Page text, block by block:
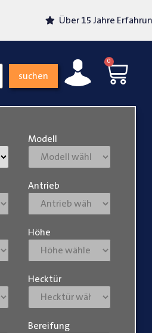
Über 15 Jahre Erfahrung
suchen
0
Modell
Antrieb
Höhe
Hecktür
Bereifung